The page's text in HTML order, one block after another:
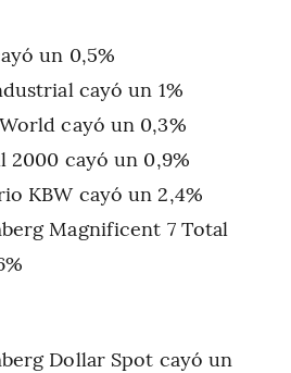
un 0,5%
cayó un 1%
cayó un 0,3%
2000 cayó un 0,9%
KBW cayó un 2,4%
Magnificent 7 Total
Dollar Spot cayó un